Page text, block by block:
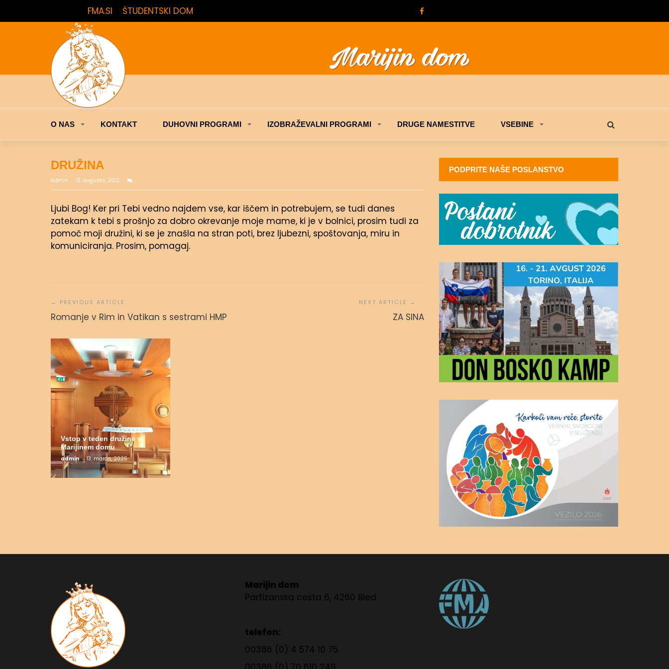
FMA.SI ŠTUDENTSKI DOM
O NAS KONTAKT DUHOVNI PROGRAMI IZOBRAŽEVALNI PROGRAMI DRUGE NAMESTITVE VSEBINE
DRUŽINA
admin 13. avgusta, 2012
Ljubi Bog! Ker pri Tebi vedno najdem vse, kar iščem in potrebujem, se tudi danes
zatekam k tebi s prošnjo za dobro okrevanje moje mame, ki je v bolnici, prosim tudi za
pomoč moji družini, ki se je znašla na stran poti, brez ljubezni, spoštovanja, miru in
komuniciranja. Prosim, pomagaj.
prispevka
Romanje v Rim in Vatikan s sestrami HMP ZA SINA
Vstop v teden družine v
Marijinem domu
admin 13. marca, 2025
admin 31. avgusta, 2020
PODPRITE NAŠE POSLANSTVO
Marijin dom
Partizanska cesta 6, 4260 Bled
telefon:
00386 (0) 4 574 10 75